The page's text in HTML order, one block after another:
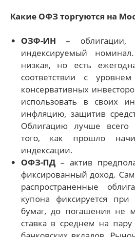
Какие ОФЗ торгуются на
ОЗФ-ИН – облигации,
индексируемый
низкая, но есть
соответствии с
консервативных
использовать в своих
инфляцию, защитив
Облигацию лучше всего
того, как прошло
индексации.
ОФЗ-ПД– актив
фиксированный доход.
распространенные
купона фиксируется
бумаг, до погашения не
ставка в среднем на